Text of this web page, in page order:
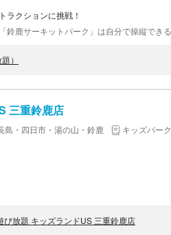
ラクションに挑戦！
）
三重鈴鹿店
島・四日市・湯の山・鈴鹿
キッズパーク
び放題 キッズランドUS 三重鈴鹿店